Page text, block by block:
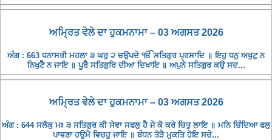
ਅਮ੍ਰਿਤ ਵੇਲੇ ਦਾ ਹੁਕਮਨਾਮਾ – 03 ਅਗਸਤ 2026
ਅੰਗ : 663 ਧਨਾਸਰੀ ਮਹਲਾ ੩ ਘਰੁ ੨ ਚਉਪਦੇ ੴ ਸਤਿਗੁਰ ਪ੍ਰਸਾਦਿ ॥ ਇਹੁ ਧਨੁ ਅਖੁਟੁ ਨ
ਨਿਖੁਟੈ ਨ ਜਾਇ ॥ ਪੂਰੈ ਸਤਿਗੁਰਿ ਦੀਆ ਦਿਖਾਇ ॥ ਅਪੁਨੇ ਸਤਿਗੁਰ ਕਉ ਸਦ...
ਅਮ੍ਰਿਤ ਵੇਲੇ ਦਾ ਹੁਕਮਨਾਮਾ – 03 ਅਗਸਤ 2026
ਅੰਗ : 644 ਸਲੋਕੁ ਮਃ ੩ ਸਤਿਗੁਰ ਕੀ ਸੇਵਾ ਸਫਲੁ ਹੈ ਜੇ ਕੋ ਕਰੇ ਚਿਤੁ ਲਾਇ ॥ ਮਨਿ ਚਿੰਦਿਆ ਫਲੁ
ਪਾਵਣਾ ਹਉਮੈ ਵਿਚਹੁ ਜਾਇ ॥ ਬੰਧਨ ਤੋੜੈ ਮੁਕਤਿ ਹੋਇ ਸਚੇ...